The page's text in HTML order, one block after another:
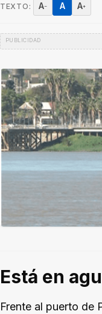
TEXTO: A− A A+
Está en
Frente al puerto de